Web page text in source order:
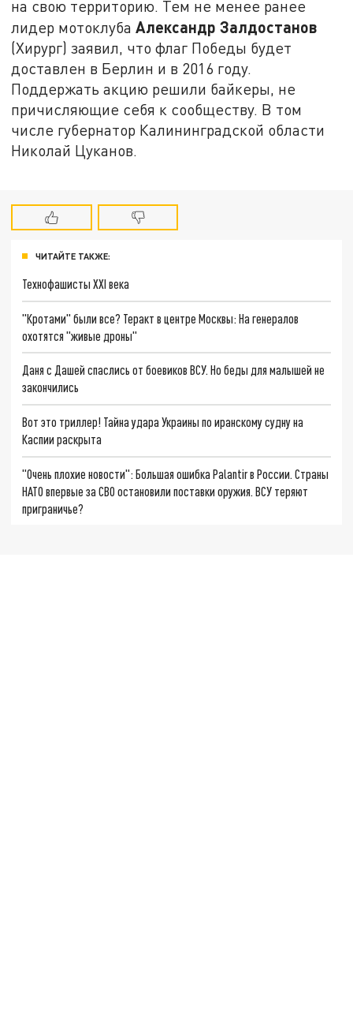
на свою территорию. Тем не менее ранее
лидер мотоклубаАлександр Залдостанов
(Хирург) заявил, что флаг Победы будет
доставлен в Берлин и в 2016 году.
Поддержать акцию решили байкеры, не
причисляющие себя к сообществу. В том
числе губернатор Калининградской области
Николай Цуканов.
ЧИТАЙТЕ ТАКЖЕ:
Технофашисты XXI века
"Кротами" были все? Теракт в центре Москвы: На генералов
охотятся "живые дроны"
Даня с Дашей спаслись от боевиков ВСУ. Но беды для малышей не
закончились
Вот это триллер! Тайна удара Украины по иранскому судну на
Каспии раскрыта
"Очень плохие новости": Большая ошибка Palantir в России. Страны
НАТО впервые за СВО остановили поставки оружия. ВСУ теряют
приграничье?